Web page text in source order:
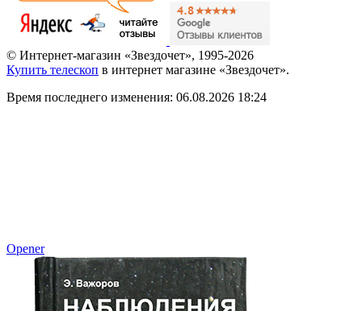
© Интернет-магазин «Звездочет», 1995-2026
Купить телескоп в интернет магазине «Звездочет».
Время последнего изменения: 06.08.2026 18:24
Opener